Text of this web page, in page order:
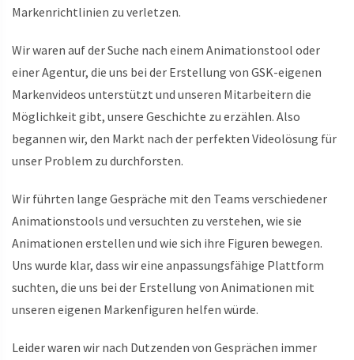
Markenrichtlinien zu verletzen.
Wir waren auf der Suche nach einem Animationstool oder
einer Agentur, die uns bei der Erstellung von GSK-eigenen
Markenvideos unterstützt und unseren Mitarbeitern die
Möglichkeit gibt, unsere Geschichte zu erzählen. Also
begannen wir, den Markt nach der perfekten Videolösung für
unser Problem zu durchforsten.
Wir führten lange Gespräche mit den Teams verschiedener
Animationstools und versuchten zu verstehen, wie sie
Animationen erstellen und wie sich ihre Figuren bewegen.
Uns wurde klar, dass wir eine anpassungsfähige Plattform
suchten, die uns bei der Erstellung von Animationen mit
unseren eigenen Markenfiguren helfen würde.
Leider waren wir nach Dutzenden von Gesprächen immer